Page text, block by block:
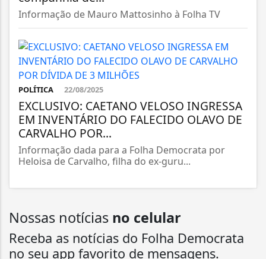
Informação de Mauro Mattosinho à Folha TV
POLÍTICA 22/08/2025
EXCLUSIVO: CAETANO VELOSO INGRESSA
EM INVENTÁRIO DO FALECIDO OLAVO DE
CARVALHO POR...
Informação dada para a Folha Democrata por
Heloisa de Carvalho, filha do ex-guru...
Nossas notícias no celular
Receba as notícias do Folha Democrata
no seu app favorito de mensagens.